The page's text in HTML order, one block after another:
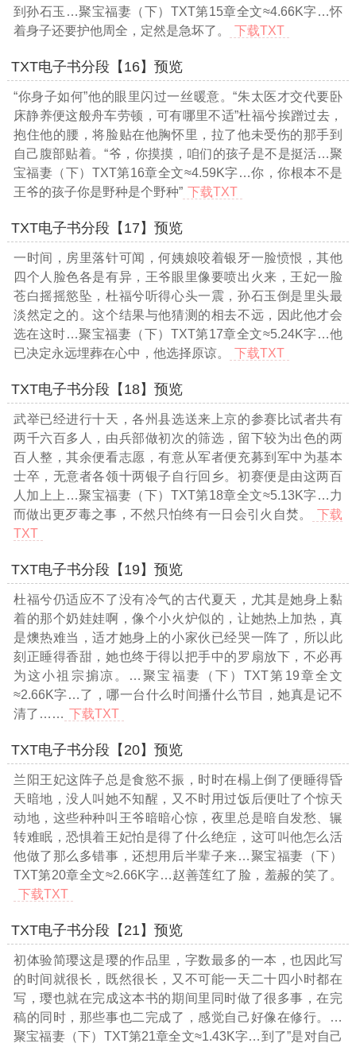
到孙石玉 …聚宝福妻（下）TXT第15章全文≈4.66K字…怀
着身子还要护他周全，定然是急坏了。
下载TXT
TXT电子书分段【16】预览
“你身子如何”他的眼里闪过一丝暖意。“朱太医才交代要卧
床静养便这般舟车劳顿，可有哪里不适”杜福兮挨蹭过去，
抱住他的腰，将脸贴在他胸怀里，拉了他未受伤的那手到
自己腹部贴着。“爷，你摸摸，咱们的孩子是不是挺活…聚
宝福妻（下）TXT第16章全文≈4.59K字…你，你根本不是
王爷的孩子你是野种是个野种” 下载TXT
TXT电子书分段【17】预览
一时间，房里落针可闻，何姨娘咬着银牙一脸愤恨，其他
四个人脸色各是有异，王爷眼里像要喷出火来，王妃一脸
苍白摇摇慾坠，杜福兮听得心头一震，孙石玉倒是里头最
淡然定之的。这个结果与他猜测的相去不远，因此他才会
选在这时…聚宝福妻（下）TXT第17章全文≈5.24K字…他
已决定永远埋葬在心中，他选择原谅。
下载TXT
TXT电子书分段【18】预览
武举已经进行十天，各州县选送来上京的参赛比试者共有
两千六百多人，由兵部做初次的筛选，留下较为出色的两
百人整，其余便看志愿，有意从军者便充募到军中为基本
士卒，无意者各领十两银子自行回乡。初赛便是由这两百
人加上上 …聚宝福妻（下）TXT第18章全文≈5.13K字…力
而做出更歹毒之事，不然只怕终有一日会引火自焚。
下载
TXT
TXT电子书分段【19】预览
杜福兮仍适应不了没有冷气的古代夏天，尤其是她身上黏
着的那个奶娃娃啊，像个小火炉似的，让她热上加热，真
是燠热难当，适才她身上的小家伙已经哭一阵了，所以此
刻正睡得香甜，她也终于得以把手中的罗扇放下，不必再
为这小祖宗掮凉。
…聚宝福妻（下）TXT第19章全文
≈2.66K字…了，哪一台什么时间播什么节目，她真是记不
清了…… 下载TXT
TXT电子书分段【20】预览
兰阳王妃这阵子总是食慾不振，时时在榻上倒了便睡得昏
天暗地，没人叫她不知醒，又不时用过饭后便吐了个惊天
动地，这些种种叫王爷暗暗心惊，夜里总是暗自发愁、辗
转难眠，恐惧着王妃怕是得了什么绝症，这可叫他怎么活
他做了那么多错事，还想用后半辈子来…聚宝福妻（下）
TXT第20章全文≈2.66K字…赵善莲红了脸，羞赧的笑了。
下载TXT
TXT电子书分段【21】预览
初体验简璎这是璎的作品里，字数最多的一本，也因此写
的时间就很长，既然很长，又不可能一天二十四小时都在
写，璎也就在完成这本书的期间里同时做了很多事，在完
稿的同时，那些事也二完成了，感觉自己好像在修行。
…
聚宝福妻（下）TXT第21章全文≈1.43K字…到了”是对自己